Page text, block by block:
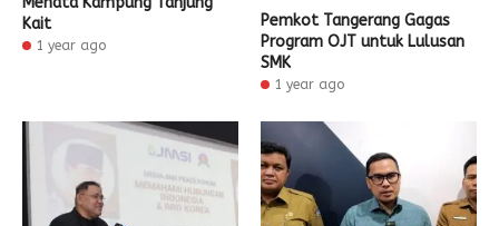
Kait
1 year ago
Pemkot Tangerang Gagas
Program OJT untuk Lulusan
SMK
1 year ago